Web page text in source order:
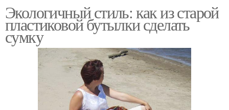
Экологичный стиль: как из старой
пластиковой бутылки сделать
сумку